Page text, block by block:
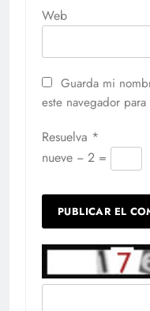
Web
Guarda mi
este navegador
Resuelva *
nueve − 2 =